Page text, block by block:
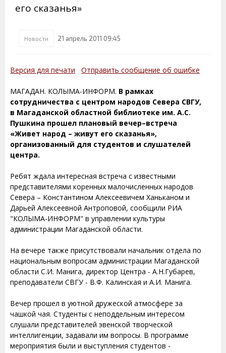
его сказанья»
Новости 21 апрель 2011 09:45
Версия для печати Отправить сообщение об ошибке
МАГАДАН. КОЛЫМА-ИНФОРМ. В рамках
сотрудничества с центром народов Севера СВГУ,
в Магаданской областной библиотеке им. А.С.
Пушкина прошел плановый вечер–встреча
«Живет народ – живут его сказанья»,
организованный для студентов и слушателей
центра.
Ребят ждала интересная встреча с известными
представителями коренных малочисленных народов
Севера – Константином Алексеевичем Ханьканом и
Дарьей Алексеевной Антроповой, сообщили РИА
"КОЛЫМА-ИНФОРМ" в управлении культуры
администрации Магаданской области.
На вечере также присутствовали начальник отдела по
национальным вопросам администрации Магаданской
области С.И. Манига, директор Центра - А.Н.Губарев,
преподаватели СВГУ - В.Ф. Калинская и А.И. Манига.
Вечер прошел в уютной дружеской атмосфере за
чашкой чая. Студенты с неподдельным интересом
слушали представителей эвенской творческой
интеллигенции, задавали им вопросы. В программе
мероприятия были и выступления студентов -